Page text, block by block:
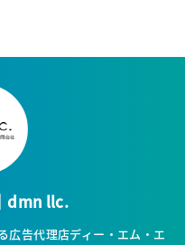
dmn llc.
告代理店ディー・エム・エ